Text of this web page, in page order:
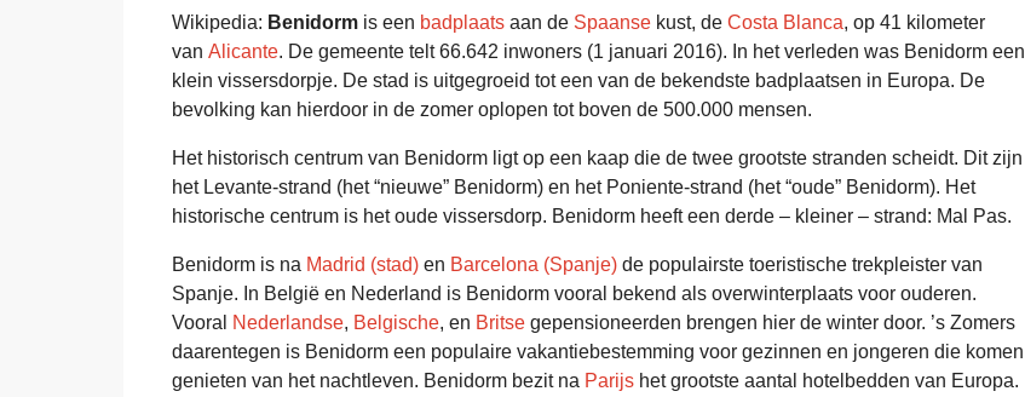
Wikipedia: Benidorm is een badplaats aan de Spaanse kust, de Costa Blanca, op 41 kilometer
van Alicante. De gemeente telt 66.642 inwoners (1 januari 2016). In het verleden was Benidorm een
klein vissersdorpje. De stad is uitgegroeid tot een van de bekendste badplaatsen in Europa. De
bevolking kan hierdoor in de zomer oplopen tot boven de 500.000 mensen.
Het historisch centrum van Benidorm ligt op een kaap die de twee grootste stranden scheidt. Dit zijn
het Levante-strand (het “nieuwe” Benidorm) en het Poniente-strand (het “oude” Benidorm). Het
historische centrum is het oude vissersdorp. Benidorm heeft een derde – kleiner – strand: Mal Pas.
Benidorm is na Madrid (stad) en Barcelona (Spanje) de populairste toeristische trekpleister van
Spanje. In België en Nederland is Benidorm vooral bekend als overwinterplaats voor ouderen.
Vooral
Nederlandse, Belgische, en Britse gepensioneerden brengen hier de winter door. ’s Zomers
daarentegen is Benidorm een populaire vakantiebestemming voor gezinnen en jongeren die komen
genieten van het nachtleven. Benidorm bezit na Parijs het grootste aantal hotelbedden van Europa.